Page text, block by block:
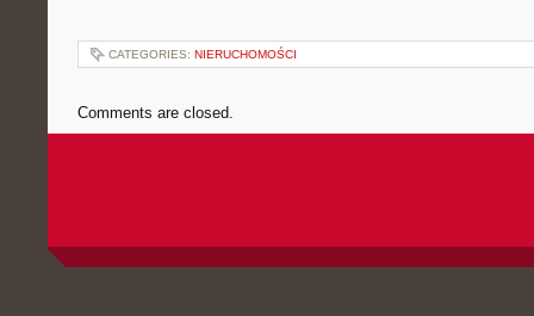
CATEGORIES: NIERUCHOMOŚCI
Comments are closed.